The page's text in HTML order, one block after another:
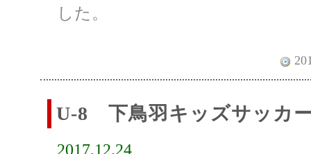
した。
U-8 下鳥羽キッズサッカ
2017.12.24